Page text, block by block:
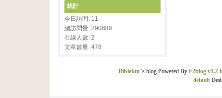
統計
今日訪問: 11
總訪問量: 290889
在線人數: 2
文章數量: 478
Biblekm 's blog Powered By F2blog v1.2
default